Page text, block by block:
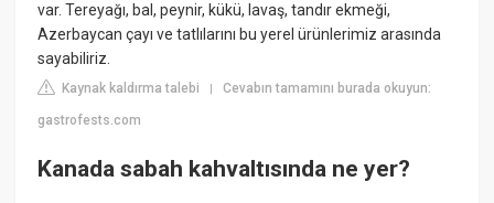
var. Tereyağı, bal, peynir, kükü, lavaş, tandır ekmeği,
Azerbaycan çayı ve tatlılarını bu yerel ürünlerimiz arasında
sayabiliriz.
Kaynak kaldırma talebi |Cevabın tamamını burada okuyun:
gastrofests.com
Kanada sabah kahvaltısında ne yer?